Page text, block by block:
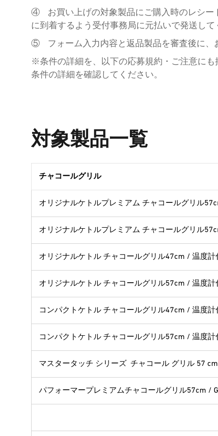
④ お買い上げの対象製品にご購入時のレシー
に到着するよう受付事務局に元払いで発送し
⑤ フォーム入力内容と返品製品を審査後に、
※条件の詳細を、以下の応募規約・ご注意に
条件の詳細を確認してください。
対象製品一覧
チャコールグリル
オリジナルケトルプレミアム チャコールグリル
オリジナルケトルプレミアム チャコールグリル
オリジナルケトル チャコールグリル47cm / 温度計
オリジナルケトル チャコールグリル57cm / 温度計
コンパクトケトル チャコールグリル47cm / 温度計
コンパクトケトル チャコールグリル57cm / 温度計
マスタータッチ シリーズ チャコール グリル 57 cm
パフォーマープレミアムチャコールグリル57cm /